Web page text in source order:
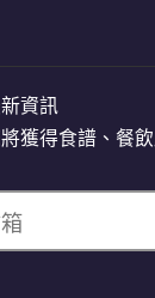
資訊
獲得食譜、餐